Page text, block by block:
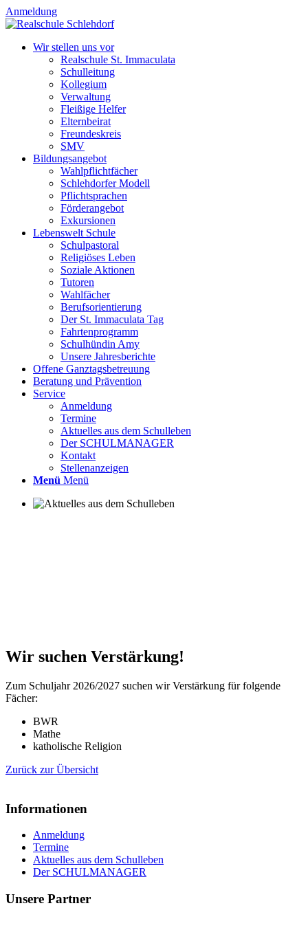
Anmeldung
Wir stellen uns vor
Realschule St. Immaculata
Schulleitung
Kollegium
Verwaltung
Fleißige Helfer
Elternbeirat
Freundeskreis
SMV
Bildungsangebot
Wahlpflichtfächer
Schlehdorfer Modell
Pflichtsprachen
Förderangebot
Exkursionen
Lebenswelt Schule
Schulpastoral
Religiöses Leben
Soziale Aktionen
Tutoren
Wahlfächer
Berufsorientierung
Der St. Immaculata Tag
Fahrtenprogramm
Schulhündin Amy
Unsere Jahresberichte
Offene Ganztagsbetreuung
Beratung und Prävention
Service
Anmeldung
Termine
Aktuelles aus dem Schulleben
Der SCHULMANAGER
Kontakt
Stellenanzeigen
Menü Menü
Wir suchen Verstärkung!
Zum Schuljahr 2026/2027 suchen wir Verstärkung für folgende
Fächer:
BWR
Mathe
katholische Religion
Zurück zur Übersicht
Informationen
Anmeldung
Termine
Aktuelles aus dem Schulleben
Der SCHULMANAGER
Unsere Partner